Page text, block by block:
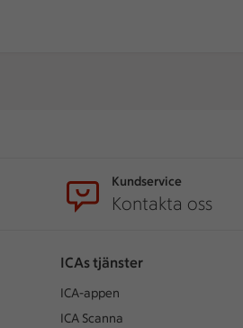
Kundservice
Kontakta oss
ICAs tjänster
ICA-appen
ICA Scanna